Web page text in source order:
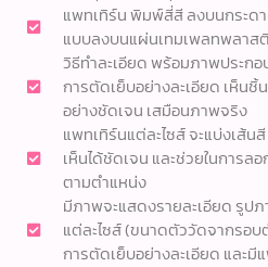
แพทเทิร์น พิมพ์สี่สี ลงบนกระด
แบบลงบนแผ่นเทมเพลทพลาสติ
วิธีทำละเอียด พร้อมภาพประก
การตัดเย็บอย่างละเอียด เห็น
อย่างชัดเจน เสมือนภาพจริง
แพทเทิร์นแต่ละไซส์ จะแบ่งเส้น
เห็นได้ชัดเจน และช่วยในการล
ตามตำแหน่ง
มีภาพจะแสดงรายละเอียด รูป
แต่ละไซส์ (ขนาดตัววัดจากรอ
การตัดเย็บอย่างละเอียด และมี